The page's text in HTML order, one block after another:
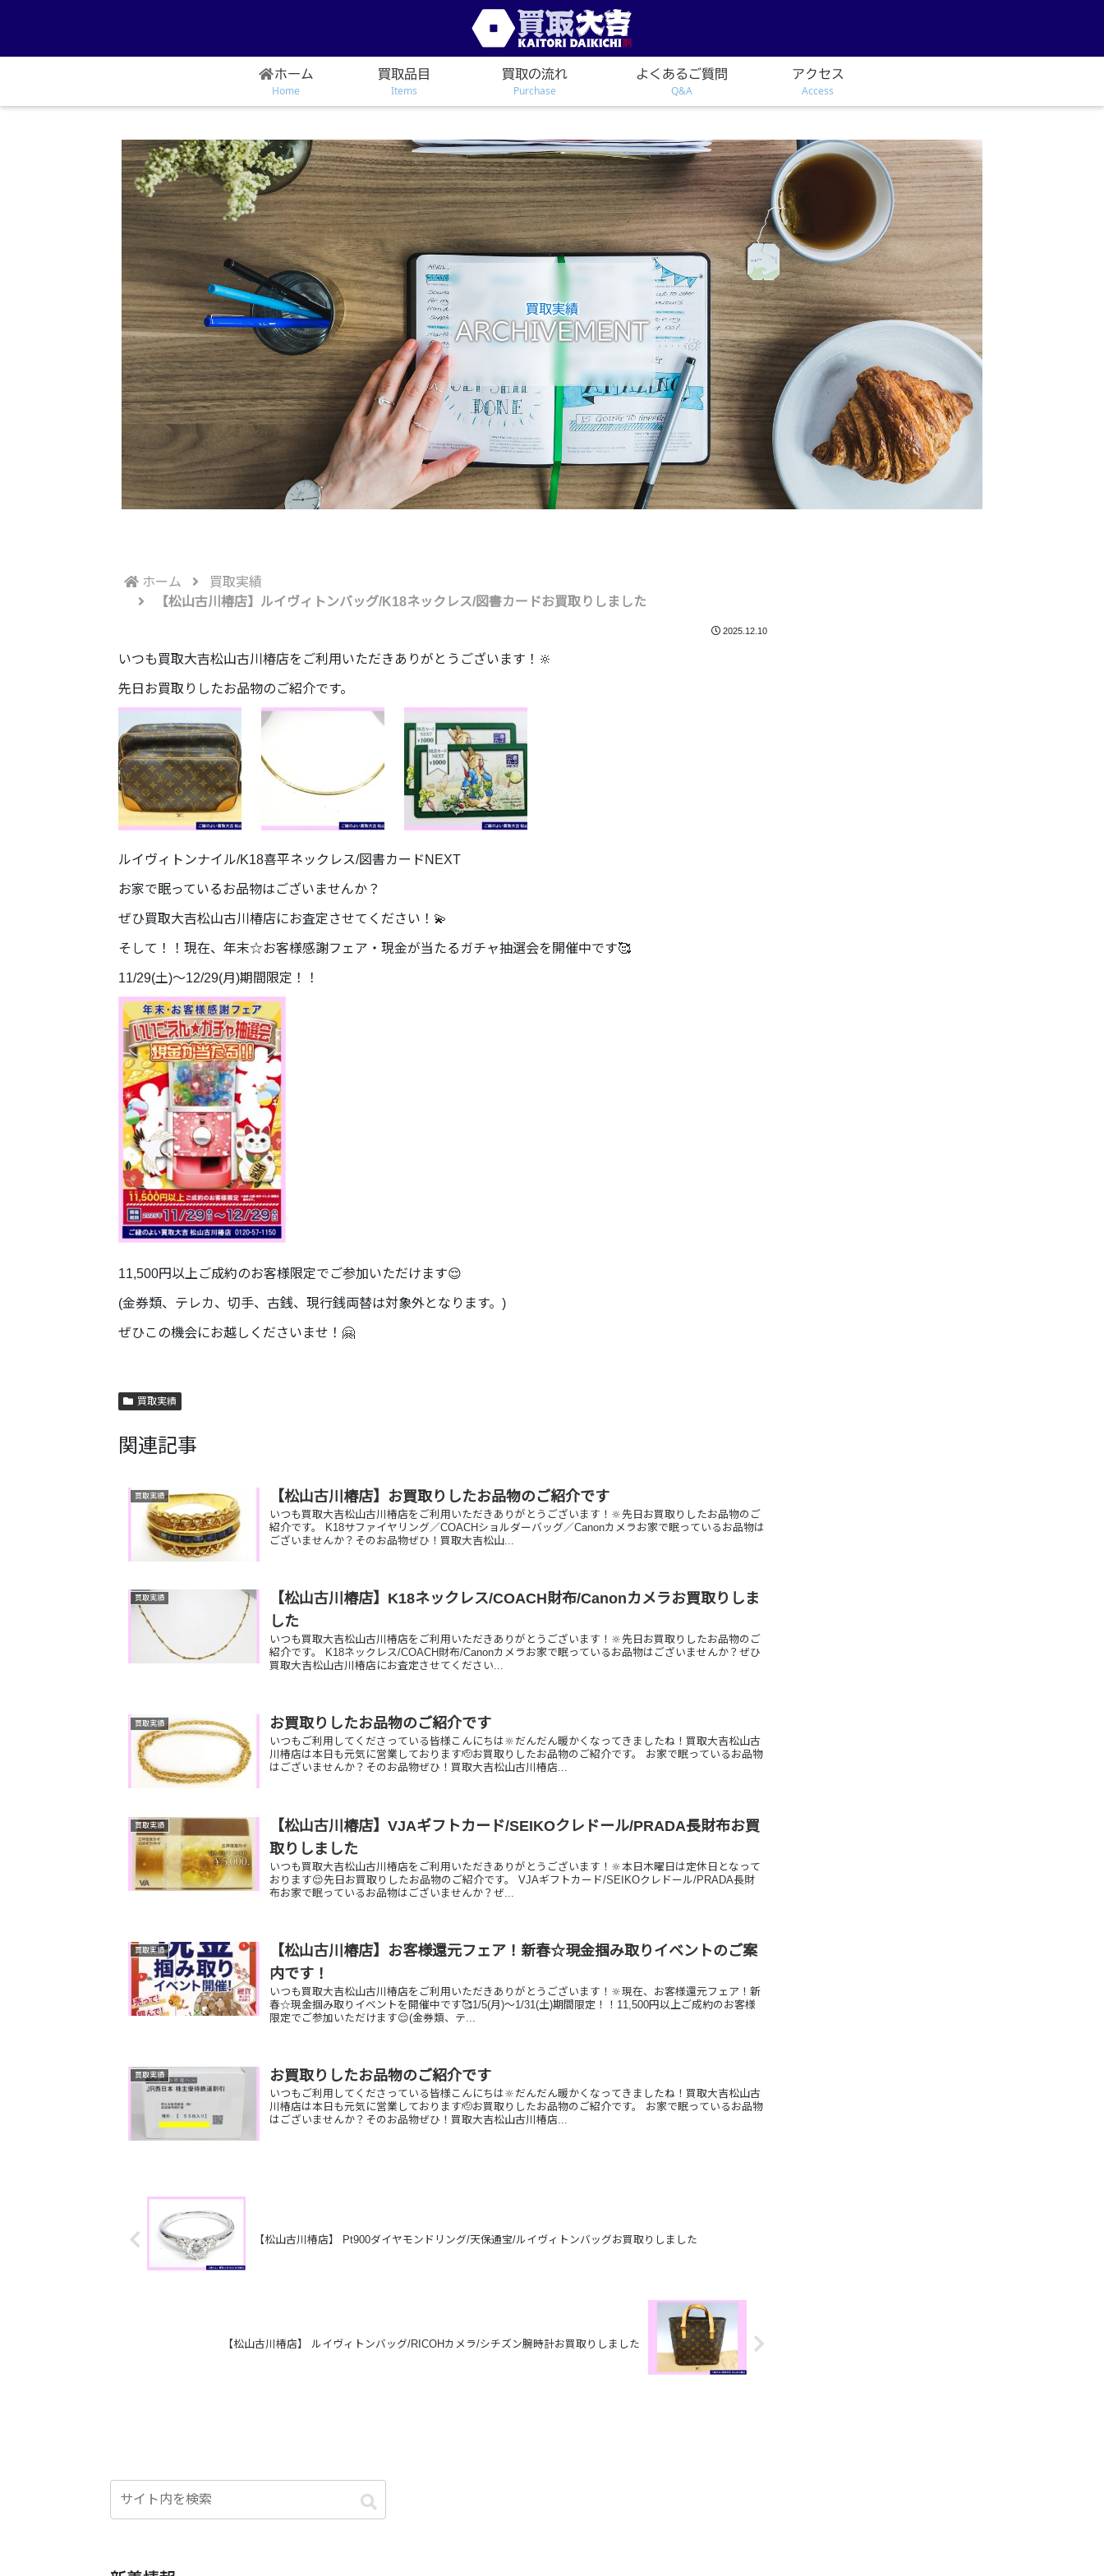
買取実績
ARCHIVEMENT
ホーム
Home
買取品目
Items
買取の流れ
Purchase
よくあるご質問
Q&A
アクセス
Access
ホーム
買取実績
【松山古川椿店】ルイヴィトンバッグ/K18ネックレス/図書カードお買取りしました
2025.12.10
いつも買取大吉松山古川椿店をご利用いただきありがとうございます！🔆
先日お買取りしたお品物のご紹介です。
ルイヴィトンナイル/K18喜平ネックレス/図書カードNEXT
お家で眠っているお品物はございませんか？
ぜひ買取大吉松山古川椿店にお査定させてください！💫
そして！！現在、年末☆お客様感謝フェア・現金が当たるガチャ抽選会を開催中です🥰
11/29(土)～12/29(月)期間限定！！
11,500円以上ご成約のお客様限定でご参加いただけます😌
(金券類、テレカ、切手、古銭、現行銭両替は対象外となります。)
ぜひこの機会にお越しくださいませ！🤗
買取実績
関連記事
買取実績 【松山古川椿店】お買取りしたお品物のご紹介です
いつも買取大吉松山古川椿店をご利用いただきありがとうございます！🔆先日お買取りしたお品物のご
紹介です。 K18サファイヤリング／COACHショルダーバッグ／Canonカメラお家で眠っているお品物は
ございませんか？そのお品物ぜひ！買取大吉松山...
買取実績
【松山古川椿店】K18ネックレス/COACH財布/Canonカメラお買取りしま
した
いつも買取大吉松山古川椿店をご利用いただきありがとうございます！🔆先日お買取りしたお品物のご
紹介です。 K18ネックレス/COACH財布/Canonカメラお家で眠っているお品物はございませんか？ぜひ
買取大吉松山古川椿店にお査定させてください...
買取実績 お買取りしたお品物のご紹介です
いつもご利用してくださっている皆様こんにちは🔆だんだん暖かくなってきましたね！買取大吉松山古
川椿店は本日も元気に営業しております🫡お買取りしたお品物のご紹介です。 お家で眠っているお品物
はございませんか？そのお品物ぜひ！買取大吉松山古川椿店...
買取実績
【松山古川椿店】VJAギフトカード/SEIKOクレドール/PRADA長財布お買
取りしました
いつも買取大吉松山古川椿店をご利用いただきありがとうございます！🔆本日木曜日は定休日となって
おります😌先日お買取りしたお品物のご紹介です。 VJAギフトカード/SEIKOクレドール/PRADA長財
布お家で眠っているお品物はございませんか？ぜ...
買取実績
【松山古川椿店】お客様還元フェア！新春☆現金掴み取りイベントのご案
内です！
いつも買取大吉松山古川椿店をご利用いただきありがとうございます！🔆現在、お客様還元フェア！新
春☆現金掴み取りイベントを開催中です🥰1/5(月)～1/31(土)期間限定！！11,500円以上ご成約のお客様
限定でご参加いただけます😌(金券類、テ...
買取実績 お買取りしたお品物のご紹介です
いつもご利用してくださっている皆様こんにちは🔆だんだん暖かくなってきましたね！買取大吉松山古
川椿店は本日も元気に営業しております🫡お買取りしたお品物のご紹介です。 お家で眠っているお品物
はございませんか？そのお品物ぜひ！買取大吉松山古川椿店...
【松山古川椿店】 Pt900ダイヤモンドリング/天保通宝/ルイヴィトンバッグお買取りしました
【松山古川椿店】 ルイヴィトンバッグ/RICOHカメラ/シチズン腕時計お買取りしました